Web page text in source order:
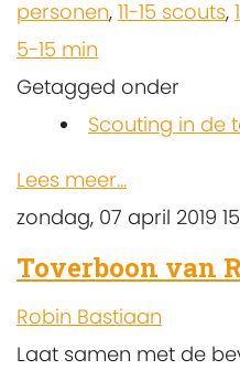
personen, 11-15 scouts,
5-15 min
Getagged onder
Scouting in de
Lees meer...
zondag, 07 april 2019
Toverboon van
Robin Bastiaan
Laat samen met de